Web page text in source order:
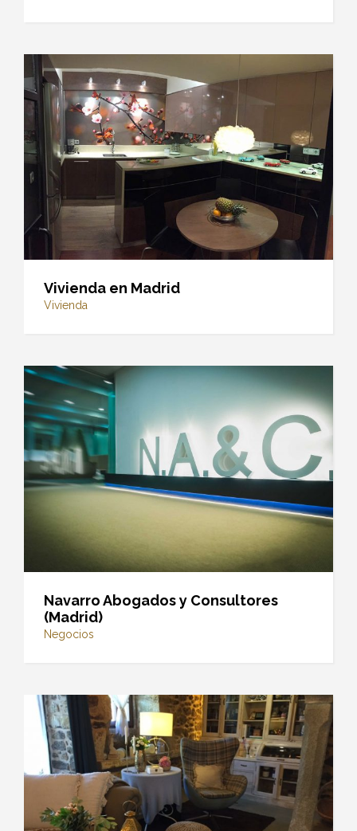
Vivienda en Madrid
Vivienda
Navarro Abogados y Consultores
(Madrid)
Negocios